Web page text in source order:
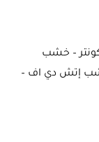
– خشب
إتش دي اف –